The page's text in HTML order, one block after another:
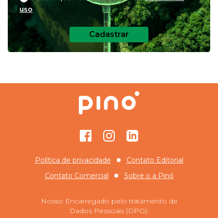
uso
Cadastrar
FacebookInstagramGitHub
Política de privacidade
Contato Editorial
Contato Comercial
Sobre o a Pinó
Nosso Encarregado pelo tratamento de
Dados Pessoais (DPO):